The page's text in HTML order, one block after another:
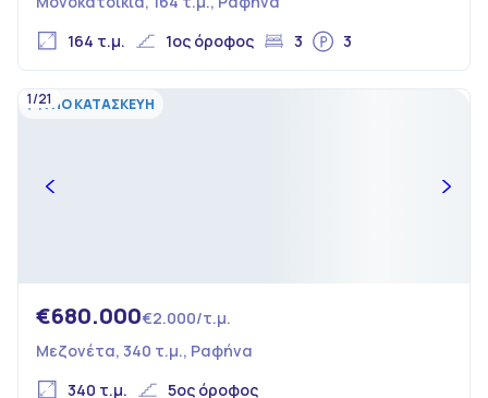
164 τ.μ.
1ος όροφος 3 3
ΥΠΟ ΚΑΤΑΣΚΕΥΗ
1/21
€680.000€2.000/τ.μ.
Μεζονέτα, 340 τ.μ., Ραφήνα
340 τ.μ.
5ος όροφος